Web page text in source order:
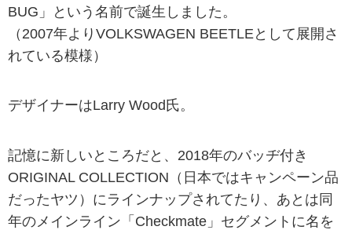
BUG」という名前で誕生しました。
（2007年よりVOLKSWAGEN BEETLEとして展開さ
れている模様）
デザイナーはLarry Wood氏。
記憶に新しいところだと、2018年のバッヂ付き
ORIGINAL COLLECTION（日本ではキャンペーン品
だったヤツ）にラインナップされてたり、あとは同
年のメインライン「Checkmate」セグメントに名を